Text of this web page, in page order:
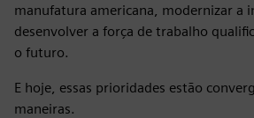
manufatura americana, modernizar a
desenvolver a força de trabalho
o futuro.
E hoje, essas prioridades estão
maneiras.